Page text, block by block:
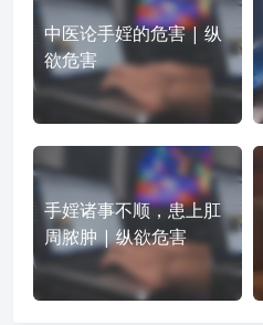
中医论手婬的危害 | 纵
欲危害
手婬诸事不顺，患上肛
周脓肿 | 纵欲危害